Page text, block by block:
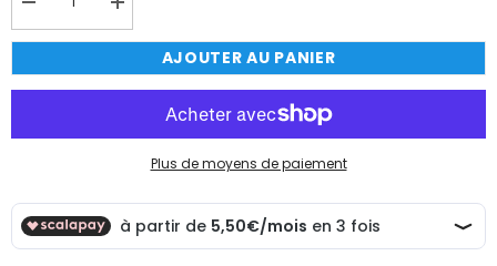
Réduire
la
quantité
Douchette
carrée
laiton
Augmenter
la
quantité
Douchette
carrée
laiton
chromé
AJOUTER AU PANIER
Plus de moyens de paiement